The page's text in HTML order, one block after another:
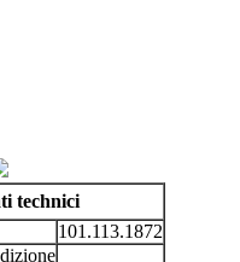
technici
101.113.1872